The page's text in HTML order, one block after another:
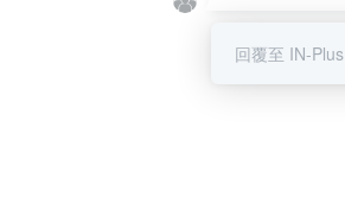
回覆至 IN-Plus